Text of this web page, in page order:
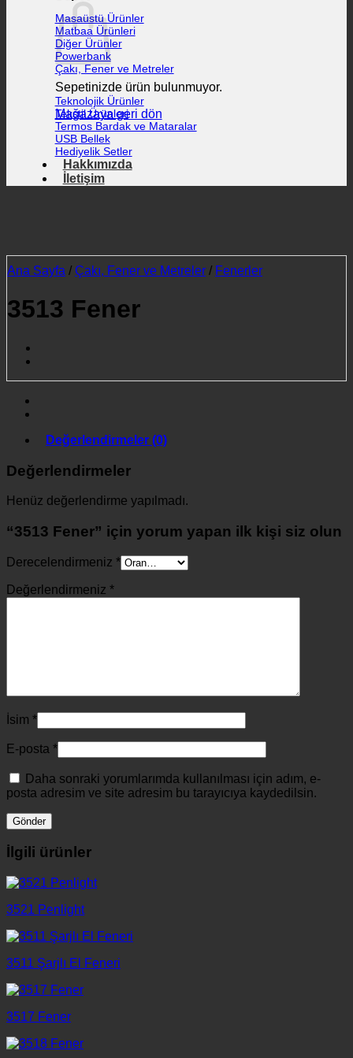
Sepetinizde ürün bulunmuyor.
Mağazaya geri dön
Masaüstü Ürünler
Matbaa Ürünleri
Diğer Ürünler
Powerbank
Çakı, Fener ve Metreler
Teknolojik Ürünler
Tekstil Ürünleri
Termos Bardak ve Mataralar
USB Bellek
Hediyelik Setler
Hakkımızda
İletişim
Ana Sayfa / Çakı, Fener ve Metreler / Fenerler
3513 Fener
Değerlendirmeler (0)
Değerlendirmeler
Henüz değerlendirme yapılmadı.
“3513 Fener” için yorum yapan ilk kişi siz olun
Derecelendirmeniz *
Değerlendirmeniz *
İsim *
E-posta *
Daha sonraki yorumlarımda kullanılması için adım, e-
posta adresim ve site adresim bu tarayıcıya kaydedilsin.
İlgili ürünler
3521 Penlight
3511 Şarjlı El Feneri
3517 Fener